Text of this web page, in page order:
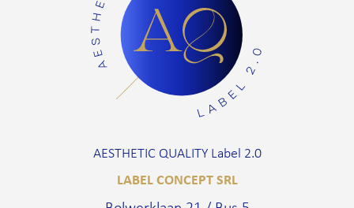
AESTHETIC QUALITY Label 2.0
LABEL CONCEPT SRL